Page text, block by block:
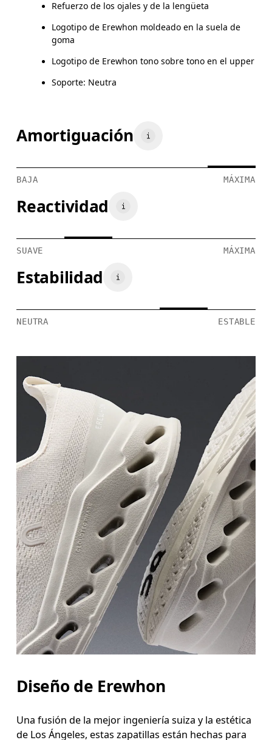
Refuerzo de los ojales y de la lengüeta
Logotipo de Erewhon moldeado en la suela de
goma
Logotipo de Erewhon tono sobre tono en el upper
Soporte: Neutra
Amortiguación
BAJA MÁXIMA
Reactividad
SUAVE MÁXIMA
Estabilidad
NEUTRA ESTABLE
Diseño de Erewhon
Una fusión de la mejor ingeniería suiza y la estética
de Los Ángeles, estas zapatillas están hechas para